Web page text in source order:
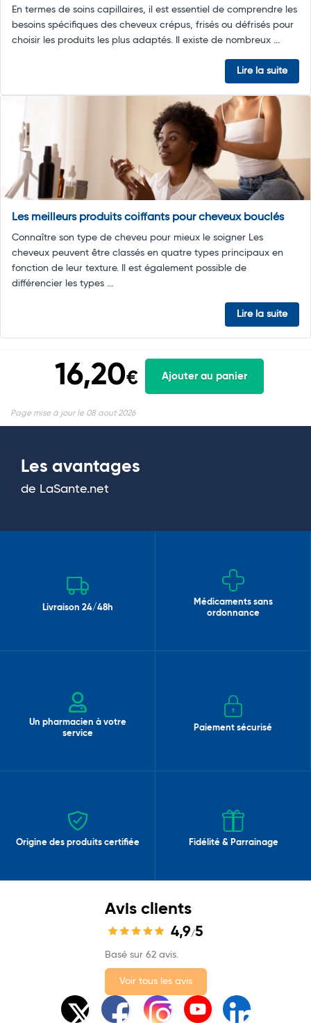
En termes de soins capillaires, il est essentiel de comprendre les
besoins spécifiques des cheveux crépus, frisés ou défrisés pour
choisir les produits les plus adaptés. Il existe de nombreux ...
Lire la suite
Les meilleurs produits coiffants pour cheveux bouclés
Connaître son type de cheveu pour mieux le soigner Les
cheveux peuvent être classés en quatre types principaux en
fonction de leur texture. Il est également possible de
différencier les types ...
Lire la suite
16,20€ Ajouter au panier
Page mise à jour le 08 aout 2026
Les avantages
de LaSante.net
Livraison 24/48h
Médicaments sans
ordonnance
Un pharmacien à votre
service
Paiement sécurisé
Origine des produits certifiée Fidélité & Parrainage
Avis clients
4,9/5
Basé sur 62 avis.
Voir tous les avis